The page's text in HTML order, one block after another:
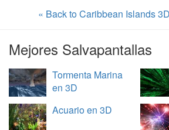
« Back to Caribbean Islands
Mejores Salvapantallas
Tormenta Marina
en 3D
Acuario en 3D